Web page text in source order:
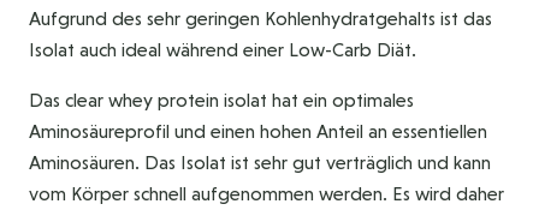
Aufgrund des sehr geringen Kohlenhydratgehalts ist das
Isolat auch ideal während einer Low-Carb Diät.
Das clear whey protein isolat hat ein optimales
Aminosäureprofil und einen hohen Anteil an essentiellen
Aminosäuren. Das Isolat ist sehr gut verträglich und kann
vom Körper schnell aufgenommen werden. Es wird daher